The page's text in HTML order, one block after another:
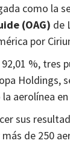
como la
(OAG) de
por
%, tres
Holdings,
aerolínea
sus
de 250